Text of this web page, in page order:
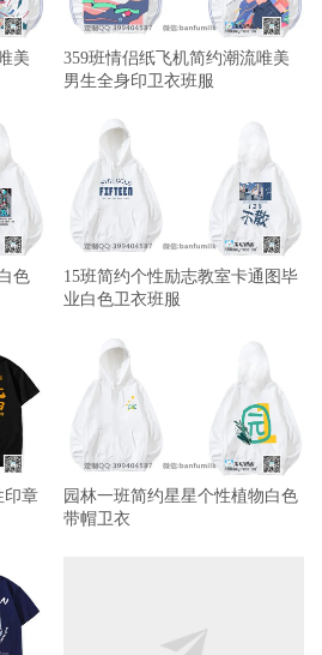
美
359班情侣纸飞机简约潮流唯美
男生全身印卫衣班服
色
15班简约个性励志教室卡通图毕
业白色卫衣班服
印章
园林一班简约星星个性植物白色
带帽卫衣